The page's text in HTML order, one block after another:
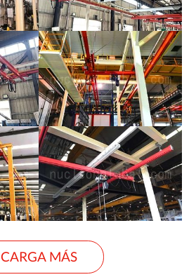
CARGA MÁS